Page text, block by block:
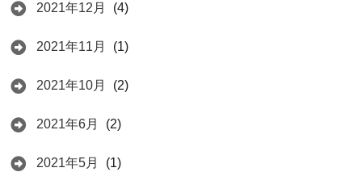
2021年12月 (4)
2021年11月 (1)
2021年10月 (2)
2021年6月 (2)
2021年5月 (1)